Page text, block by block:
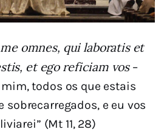
omnes, qui laboratis et
et ego reficiam vos–
mim, todos os que estais
sobrecarregados, e eu vos
(Mt 11, 28)